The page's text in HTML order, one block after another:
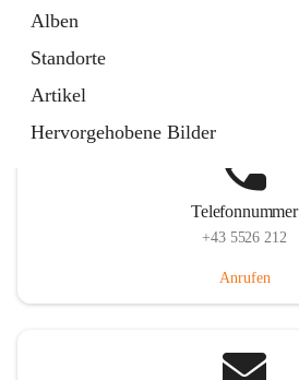
Alben
Standorte
Artikel
Hervorgehobene Bilder
Telefonnummer
+43 5526 212
Anrufen